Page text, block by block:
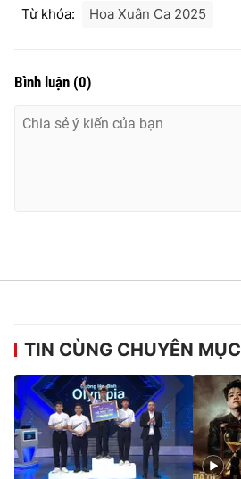
Từ khóa: Hoa Xuân Ca 2025
Bình luận (0)
TIN CÙNG CHUYÊN MỤC